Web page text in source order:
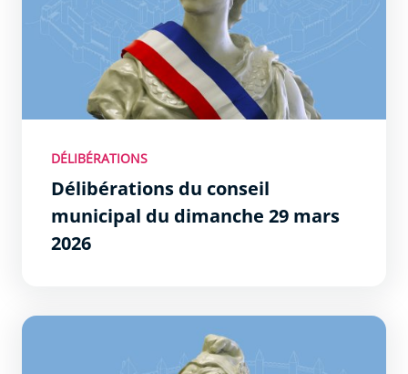
DÉLIBÉRATIONS
Délibérations du conseil
municipal du dimanche 29 mars
2026
Le Conseil Municipal